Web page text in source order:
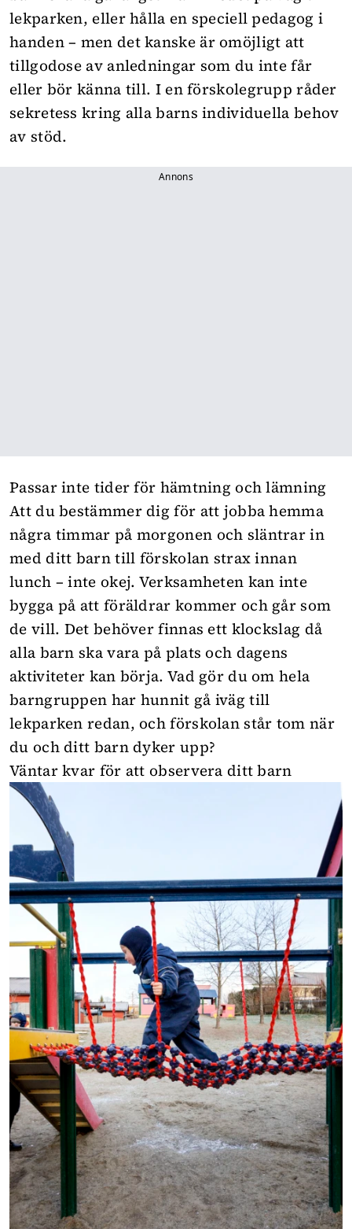
lekparken, eller hålla en speciell pedagog i
handen – men det kanske är omöjligt att
tillgodose av anledningar som du inte får
eller bör känna till. I en förskolegrupp råder
sekretess kring alla barns individuella behov
av stöd.
Annons
Passar inte tider för hämtning och lämning
Att du bestämmer dig för att jobba hemma
några timmar på morgonen och släntrar in
med ditt barn till förskolan strax innan
lunch – inte okej. Verksamheten kan inte
bygga på att föräldrar kommer och går som
de vill. Det behöver finnas ett klockslag då
alla barn ska vara på plats och dagens
aktiviteter kan börja. Vad gör du om hela
barngruppen har hunnit gå iväg till
lekparken redan, och förskolan står tom när
du och ditt barn dyker upp?
Väntar kvar för att observera ditt barn